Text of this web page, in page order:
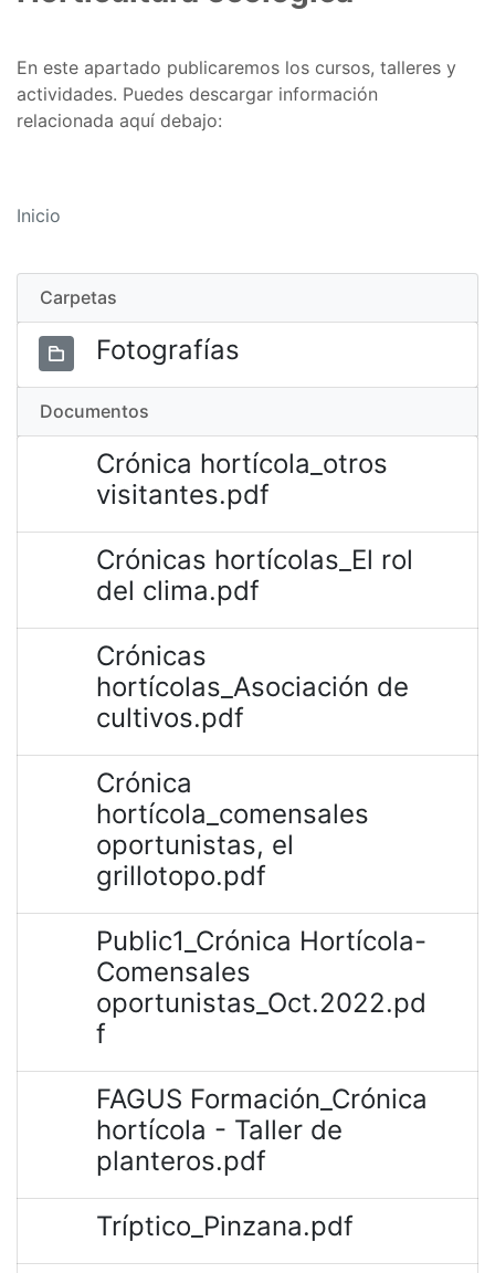
En este apartado publicaremos los cursos, talleres y
actividades. Puedes descargar información
relacionada aquí debajo:
Inicio
Carpetas
Fotografías
Documentos
Crónica hortícola_otros
visitantes.pdf
Crónicas hortícolas_El rol
del clima.pdf
Crónicas
hortícolas_Asociación de
cultivos.pdf
Crónica
hortícola_comensales
oportunistas, el
grillotopo.pdf
Public1_Crónica Hortícola-
Comensales
oportunistas_Oct.2022.pd
f
FAGUS Formación_Crónica
hortícola - Taller de
planteros.pdf
Tríptico_Pinzana.pdf